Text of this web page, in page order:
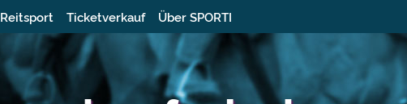
Reitsport Ticketverkauf Über SPORTI